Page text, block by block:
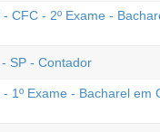
CFC - 2º Exame -
SP - Contador
1º Exame - Bacharel em